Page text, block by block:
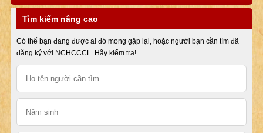
Tìm kiếm nâng cao
Có thể bạn đang được ai đó mong gặp lại, hoặc người bạn cần tìm đã
đăng ký với NCHCCCL. Hãy kiểm tra!